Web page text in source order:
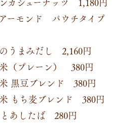
ーモンド パウチタイプ
うまみだし 2,160円
（プレーン） 380円
黒豆ブレンド 380円
もち麦ブレンド 380円
あしたば 280円